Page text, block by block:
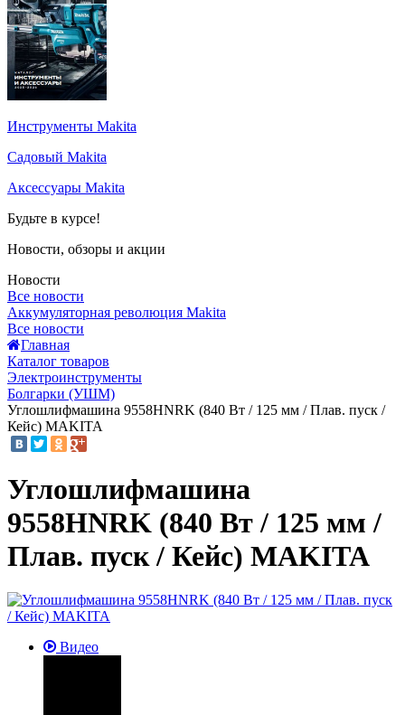
Инструменты Makita
Садовый Makita
Аксессуары Makita
Будьте в курсе!
Новости, обзоры и акции
Новости
Все новости
Аккумуляторная революция Makita
Все новости
Главная
Каталог товаров
Электроинструменты
Болгарки (УШМ)
Углошлифмашина 9558HNRK (840 Вт / 125 мм / Плав. пуск /
Кейс) MAKITA
Углошлифмашина
9558HNRK (840 Вт / 125 мм /
Плав. пуск / Кейс) MAKITA
Видео